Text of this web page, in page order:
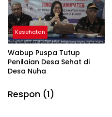
Kesehatan
Wabup Puspa Tutup
Penilaian Desa Sehat di
Desa Nuha
Respon (1)